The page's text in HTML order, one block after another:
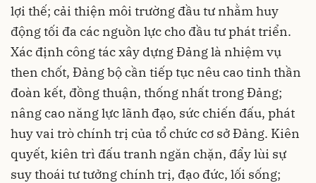
lợi thế; cải thiện môi trường đầu tư nhằm huy
động tối đa các nguồn lực cho đầu tư phát triển.
Xác định công tác xây dựng Đảng là nhiệm vụ
then chốt, Đảng bộ cần tiếp tục nêu cao tinh thần
đoàn kết, đồng thuận, thống nhất trong Đảng;
nâng cao năng lực lãnh đạo, sức chiến đấu, phát
huy vai trò chính trị của tổ chức cơ sở Đảng. Kiên
quyết, kiên trì đấu tranh ngăn chặn, đẩy lùi sự
suy thoái tư tưởng chính trị, đạo đức, lối sống;